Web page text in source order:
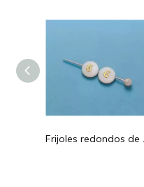
Frijoles redondos de nácar